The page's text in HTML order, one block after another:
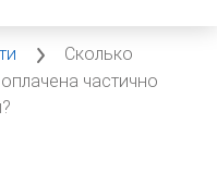
Сколько
частично